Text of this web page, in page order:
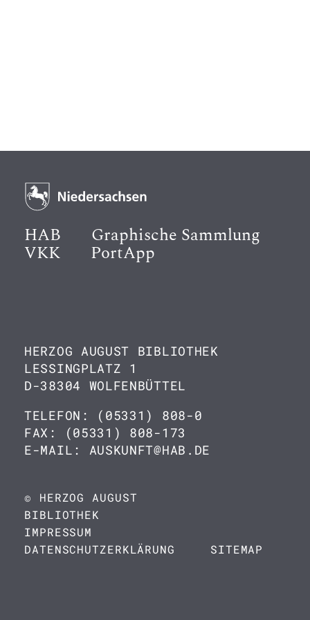
HAB Graphische Sammlung
VKK PortApp
HERZOG AUGUST BIBLIOTHEK
LESSINGPLATZ 1
D-38304 WOLFENBÜTTEL
TELEFON: (05331) 808-0
FAX: (05331) 808-173
E-MAIL: AUSKUNFT@HAB.DE
© HERZOG AUGUST
BIBLIOTHEK
IMPRESSUM
DATENSCHUTZERKLÄRUNG
SITEMAP